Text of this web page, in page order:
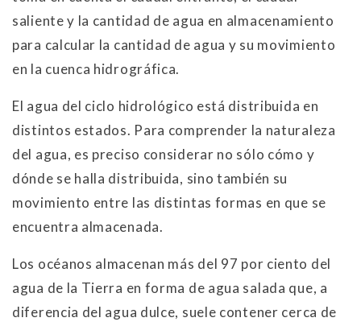
saliente y la cantidad de agua en almacenamiento
para calcular la cantidad de agua y su movimiento
en la cuenca hidrográfica.
El agua del ciclo hidrológico está distribuida en
distintos estados. Para comprender la naturaleza
del agua, es preciso considerar no sólo cómo y
dónde se halla distribuida, sino también su
movimiento entre las distintas formas en que se
encuentra almacenada.
Los océanos almacenan más del 97 por ciento del
agua de la Tierra en forma de agua salada que, a
diferencia del agua dulce, suele contener cerca de